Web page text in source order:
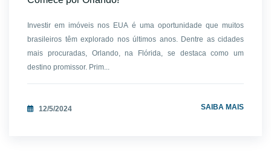
Investir em imóveis nos EUA é uma oportunidade que muitos
brasileiros têm explorado nos últimos anos. Dentre as cidades
mais procuradas, Orlando, na Flórida, se destaca como um
destino promissor. Prim...
12/5/2024 SAIBA MAIS